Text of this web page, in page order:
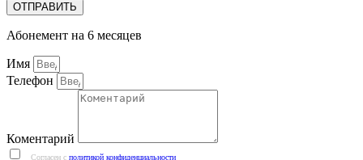
ОТПРАВИТЬ
Абонемент на 6 месяцев
Имя
Телефон
Коментарий
Согласен с политикой конфиденциальности